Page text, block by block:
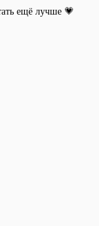
ещё лучше 💗